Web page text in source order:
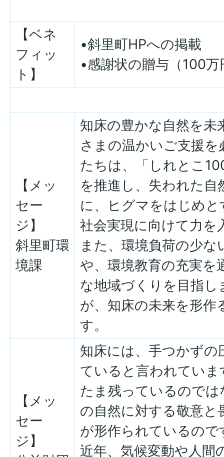
【ベネ
フィッ
ト】
•斜里町HPへの掲載
•感謝状の贈与（100
【メッ
セー
ジ】
斜里町環
境課
知床の豊かな自然を
さまの温かいご支援
たちは、「しれとこ
を推進し、失われた
に、ヒグマをはじめ
社会実現に向けて力を
また、環境負荷の少
や、環境教育の充実を
な地域づくりを目指
が、知床の未来を形作
す。
【メッ
セー
ジ】
知床には、手つかずの
ていると言われてい
たま残っているので
の自然に対する敬意と
が形作られているので
近年、気候変動や人間